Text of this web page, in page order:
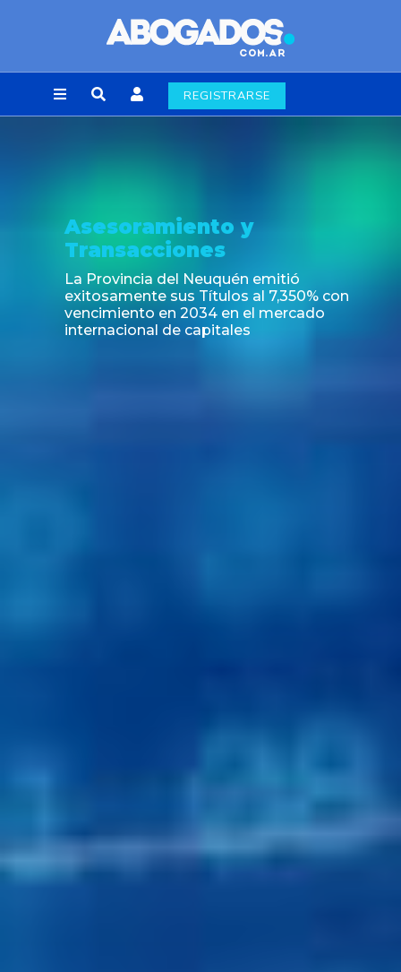
REGISTRARSE
Asesoramiento y
Transacciones
La Provincia del Neuquén emitió
exitosamente sus Títulos al 7,350% con
vencimiento en 2034 en el mercado
internacional de capitales